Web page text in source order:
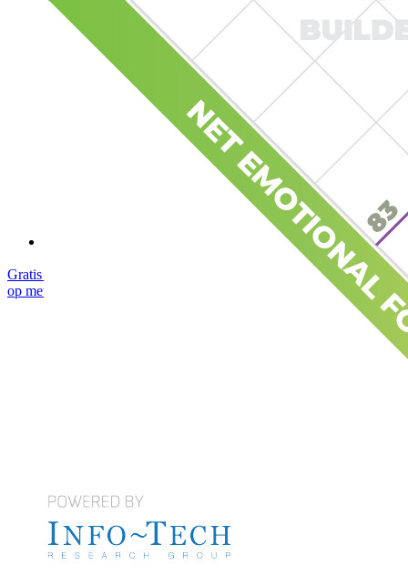
Bug bounty-programma
Open Source Security Summit
Bitwarden Security Whitepaper
Gratis starten
Neem contact
op met Sales